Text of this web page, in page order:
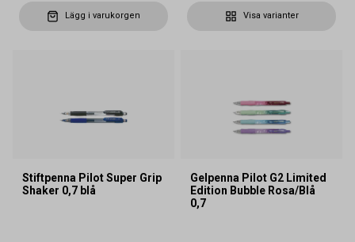
Lägg i varukorgen Visa varianter
Stiftpenna Pilot Super Grip
Shaker 0,7 blå
Gelpenna Pilot G2 Limited
Edition Bubble Rosa/Blå
0,7